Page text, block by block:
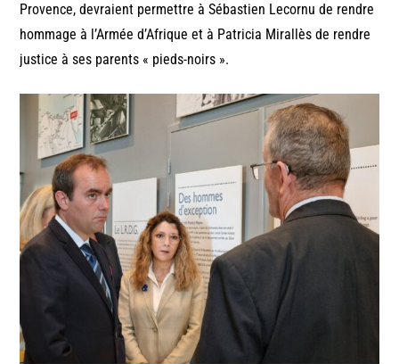
Provence, devraient permettre à Sébastien Lecornu de rendre
hommage à l’Armée d’Afrique et à Patricia Mirallès de rendre
justice à ses parents « pieds-noirs ».